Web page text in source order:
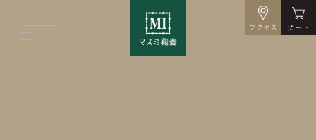
アクセス カート